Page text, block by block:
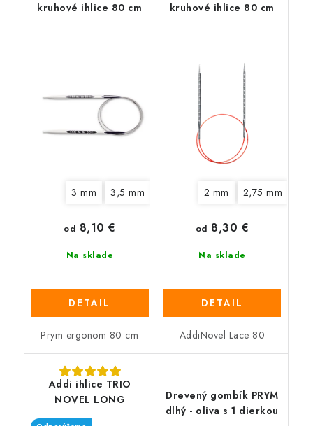
kruhové ihlice 80 cm
3 mm 3,5 mm 4,5 mm 5 mm
Na sklade
od 8,10 €
DETAIL
Prym ergonom 80 cm
kruhové ihlice 80 cm
2 mm 2,75 mm
Na sklade
od 8,30 €
DETAIL
AddiNovel Lace 80
Addi ihlice TRIO
NOVEL LONG
Drevený gombík PRYM
dlhý - oliva s 1 dierkou